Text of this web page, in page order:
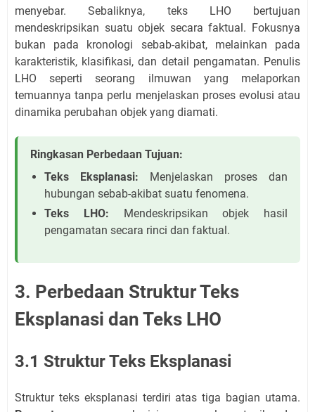
menyebar. Sebaliknya, teks LHO bertujuan
mendeskripsikan suatu objek secara faktual. Fokusnya
bukan pada kronologi sebab-akibat, melainkan pada
karakteristik, klasifikasi, dan detail pengamatan. Penulis
LHO seperti seorang ilmuwan yang melaporkan
temuannya tanpa perlu menjelaskan proses evolusi atau
dinamika perubahan objek yang diamati.
Ringkasan Perbedaan Tujuan:
Teks Eksplanasi: Menjelaskan proses dan
hubungan sebab-akibat suatu fenomena.
Teks LHO: Mendeskripsikan objek hasil
pengamatan secara rinci dan faktual.
3. Perbedaan Struktur Teks
Eksplanasi dan Teks LHO
3.1 Struktur Teks Eksplanasi
Struktur teks eksplanasi terdiri atas tiga bagian utama.